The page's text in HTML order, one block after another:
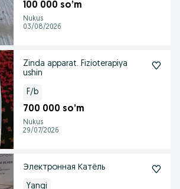
100 000 so’m
Nukus
03/08/2026
Zinda apparat. Fizioterapiya
ushin
F/b
700 000 so’m
Nukus
29/07/2026
Электронная Катёль
Yangi